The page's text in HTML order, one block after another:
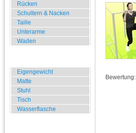
Rücken
Schultern & Nacken
Taille
Unterarme
Waden
Eigengewicht
Matte
Stuhl
Tisch
Wasserflasche
Bewertung: